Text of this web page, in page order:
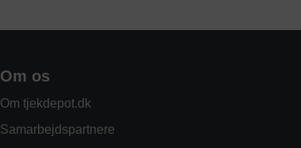
Om os
Om tjekdepot.dk
Samarbejdspartnere